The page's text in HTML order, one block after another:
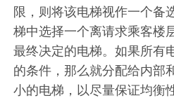
限，则将该电梯视作一个备
梯中选择一个离请求乘客楼
最终决定的电梯。如果所有
的条件，那么就分配给内部
小的电梯，以尽量保证均衡